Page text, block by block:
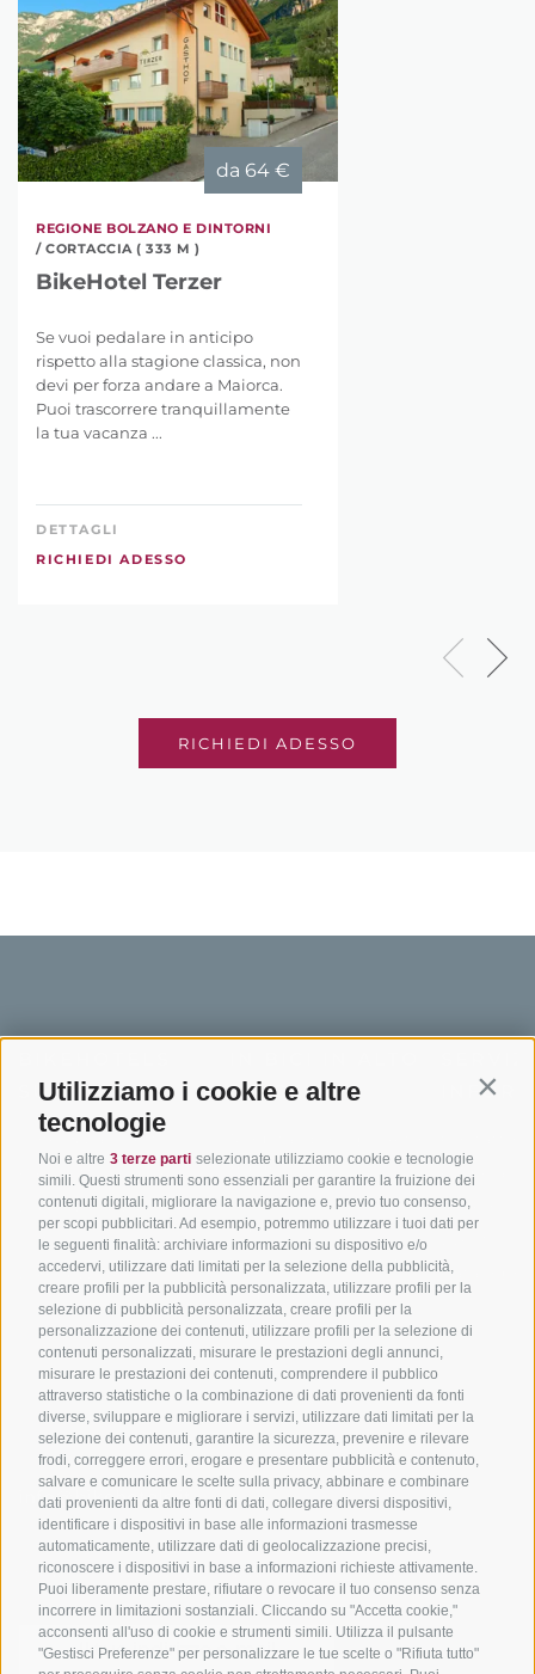
Utilizziamo i cookie e altre
tecnologie
Noi e altre 3 terze parti selezionate utilizziamo cookie e tecnologie
simili. Questi strumenti sono essenziali per garantire la fruizione dei
contenuti digitali, migliorare la navigazione e, previo tuo consenso,
per scopi pubblicitari. Ad esempio, potremmo utilizzare i tuoi dati per
le seguenti finalità: archiviare informazioni su dispositivo e/o
accedervi, utilizzare dati limitati per la selezione della pubblicità,
creare profili per la pubblicità personalizzata, utilizzare profili per la
selezione di pubblicità personalizzata, creare profili per la
personalizzazione dei contenuti, utilizzare profili per la selezione di
contenuti personalizzati, misurare le prestazioni degli annunci,
misurare le prestazioni dei contenuti, comprendere il pubblico
attraverso statistiche o la combinazione di dati provenienti da fonti
diverse, sviluppare e migliorare i servizi, utilizzare dati limitati per la
selezione dei contenuti, garantire la sicurezza, prevenire e rilevare
frodi, correggere errori, erogare e presentare pubblicità e contenuto,
salvare e comunicare le scelte sulla privacy, abbinare e combinare
dati provenienti da altre fonti di dati, collegare diversi dispositivi,
identificare i dispositivi in base alle informazioni trasmesse
automaticamente, utilizzare dati di geolocalizzazione precisi,
riconoscere i dispositivi in base a informazioni richieste attivamente.
Puoi liberamente prestare, rifiutare o revocare il tuo consenso senza
incorrere in limitazioni sostanziali. Cliccando su "Accetta cookie,"
acconsenti all'uso di cookie e strumenti simili. Utilizza il pulsante
"Gestisci Preferenze" per personalizzare le tue scelte o "Rifiuta tutto"
da 64 €
REGIONE BOLZANO E DINTORNI
/ CORTACCIA ( 333 M )
BikeHotel Terzer
Se vuoi pedalare in anticipo
rispetto alla stagione classica, non
devi per forza andare a Maiorca.
Puoi trascorrere tranquillamente
la tua vacanza ...
DETTAGLI
RICHIEDI ADESSO
RICHIEDI ADESSO
SÜDTIROL
Hotel & pacchetti
Pacchetti vacanze
Buoni vacanza
Hot Deals
Bike & Work
ADIGE
Adige
In bici da corsa in Alto
Adige
Ciclabili in Alto Adige
Scuole bike
Tutti i tour
Come
Meteo
Catalogo
info@bikehotels.it
ISCRIVITI ALLA NOSTRA NEWSLETTER